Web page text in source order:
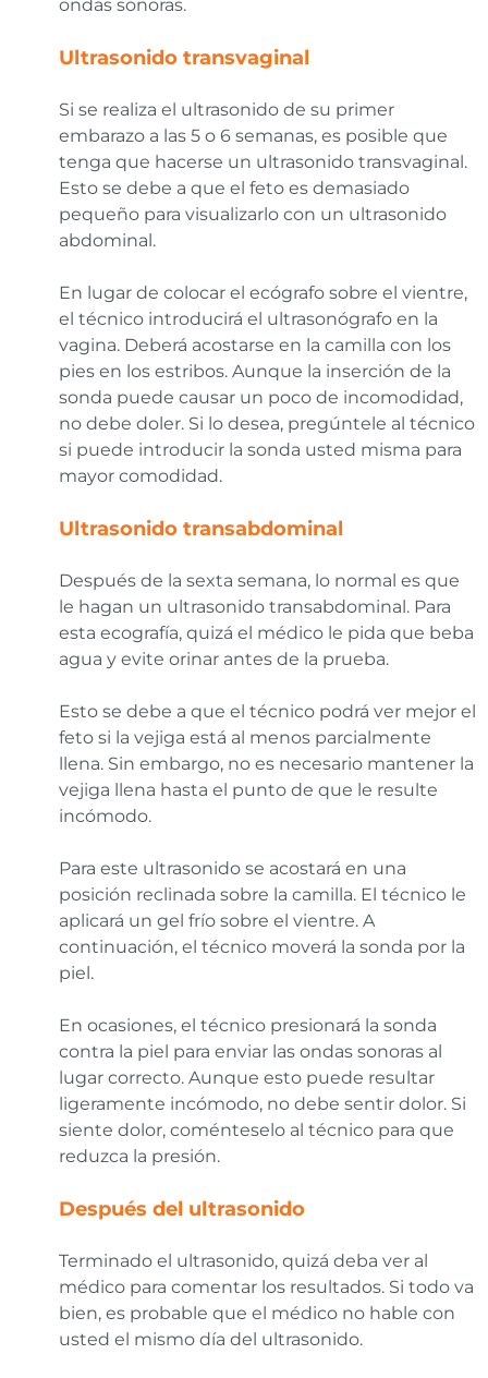
ondas sonoras.
Ultrasonido transvaginal
Si se realiza el ultrasonido de su primer
embarazo a las 5 o 6 semanas, es posible que
tenga que hacerse un ultrasonido transvaginal.
Esto se debe a que el feto es demasiado
pequeño para visualizarlo con un ultrasonido
abdominal.
En lugar de colocar el ecógrafo sobre el vientre,
el técnico introducirá el ultrasonógrafo en la
vagina. Deberá acostarse en la camilla con los
pies en los estribos. Aunque la inserción de la
sonda puede causar un poco de incomodidad,
no debe doler. Si lo desea, pregúntele al técnico
si puede introducir la sonda usted misma para
mayor comodidad.
Ultrasonido transabdominal
Después de la sexta semana, lo normal es que
le hagan un ultrasonido transabdominal. Para
esta ecografía, quizá el médico le pida que beba
agua y evite orinar antes de la prueba.
Esto se debe a que el técnico podrá ver mejor el
feto si la vejiga está al menos parcialmente
llena. Sin embargo, no es necesario mantener la
vejiga llena hasta el punto de que le resulte
incómodo.
Para este ultrasonido se acostará en una
posición reclinada sobre la camilla. El técnico le
aplicará un gel frío sobre el vientre. A
continuación, el técnico moverá la sonda por la
piel.
En ocasiones, el técnico presionará la sonda
contra la piel para enviar las ondas sonoras al
lugar correcto. Aunque esto puede resultar
ligeramente incómodo, no debe sentir dolor. Si
siente dolor, coménteselo al técnico para que
reduzca la presión.
Después del ultrasonido
Terminado el ultrasonido, quizá deba ver al
médico para comentar los resultados. Si todo va
bien, es probable que el médico no hable con
usted el mismo día del ultrasonido.